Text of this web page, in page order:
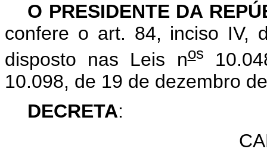
O PRESIDENTE DA
confere o art. 84, inciso IV,
disposto nas Leis nos
10.098, de 19 de dezembro
DECRETA: